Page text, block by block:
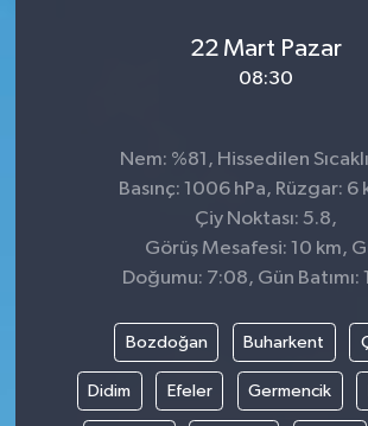
22 Mart Pazar
08:30
Nem: %81, Hissedilen
Basınç: 1006 hPa, Rüzgar: 6
Çiy Noktası: 5.8,
Görüş Mesafesi: 10 km,
Doğumu: 7:08, Gün Batımı:
Bozdoğan Buharkent
Didim Efeler Germencik